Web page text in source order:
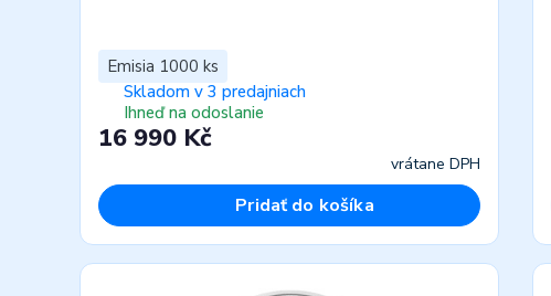
Emisia 1000 ks
Skladom v 3 predajniach
Ihneď na odoslanie
16 990 Kč
vrátane DPH
Pridať do košíka